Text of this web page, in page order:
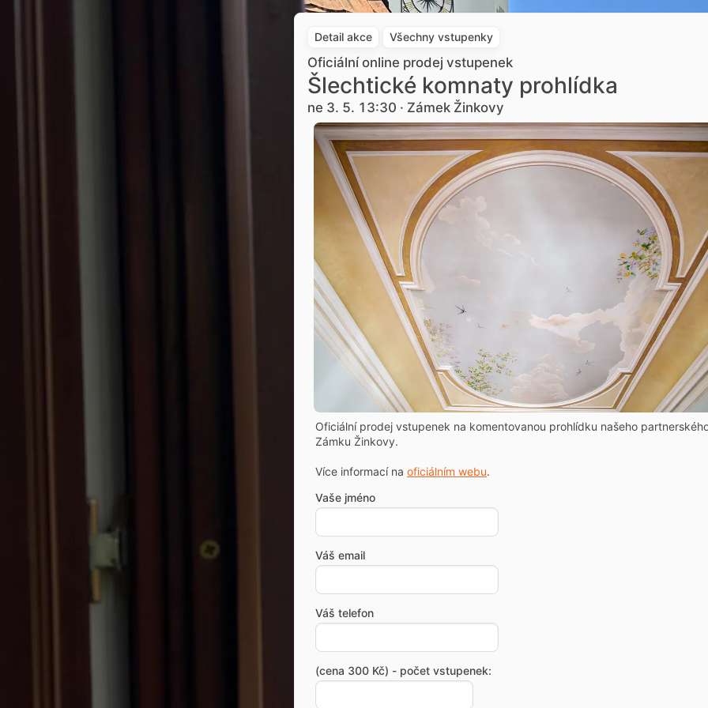
Detail akce Všechny vstupenky
Oficiální online prodej vstupenek
Šlechtické komnaty prohlídka
ne 3. 5. 13:30 · Zámek Žinkovy
Oficiální prodej vstupenek na komentovanou prohlídku našeho
Zámku Žinkovy.
Více informací na oficiálním webu.
Vaše jméno
Váš email
Váš telefon
(cena 300 Kč) - počet vstupenek: